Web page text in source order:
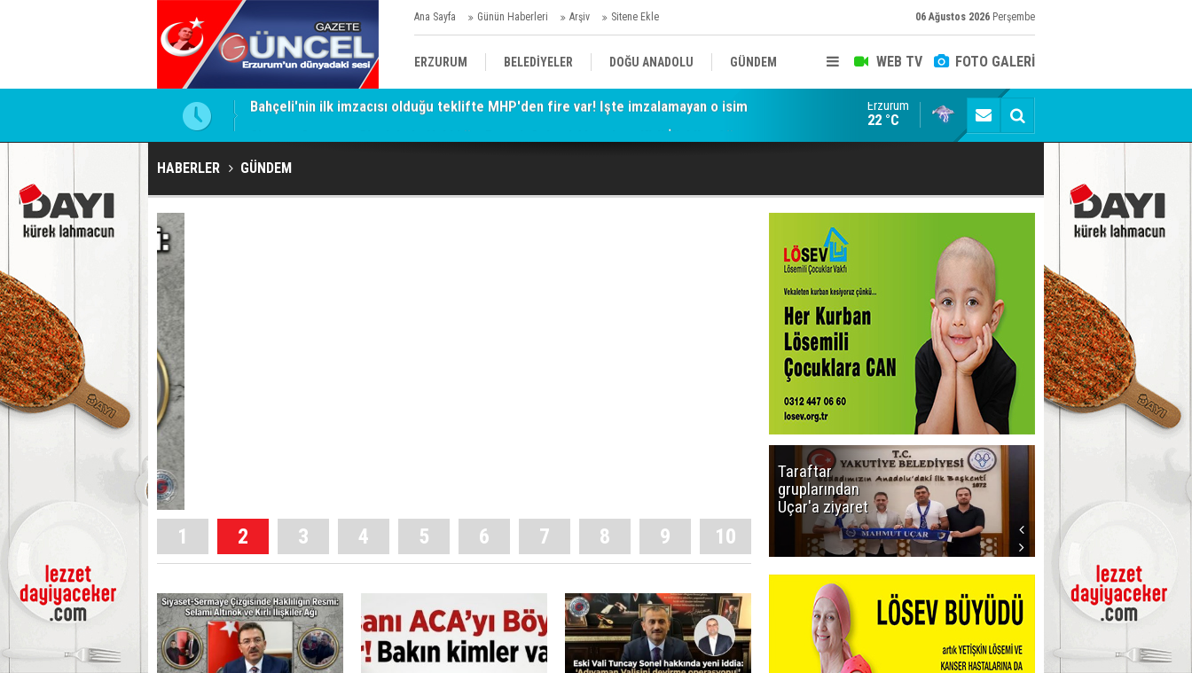
Ana Sayfa Günün Haberleri Arşiv Sitene Ekle 06 Ağustos 2026 Perşembe
WEB TV FOTO GALERİ
ERZURUM BELEDİYELER DOĞU ANADOLU GÜNDEM
SİYASET AFAD/ SAVAŞ SPOR
Siyaset-Sermaye Çizgisinde Haklılığın Resmi: Selami Altınok ve Kirli İlişkiler Ağı ADALET BAKANI AKIN GÜRLEK'E AÇIK İHBAR!
Erzurum
22 °C
HABERLER GÜNDEM
1 2 3 4 5 6 7 8 9 10
Taraftar
gruplarından
Uçar'a ziyaret
başlıyor! İlk
düdük Bolu'da
çalacak